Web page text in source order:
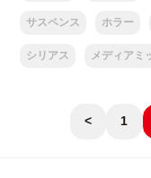
サスペンス ホラー
シリアス メディアミ
< 1